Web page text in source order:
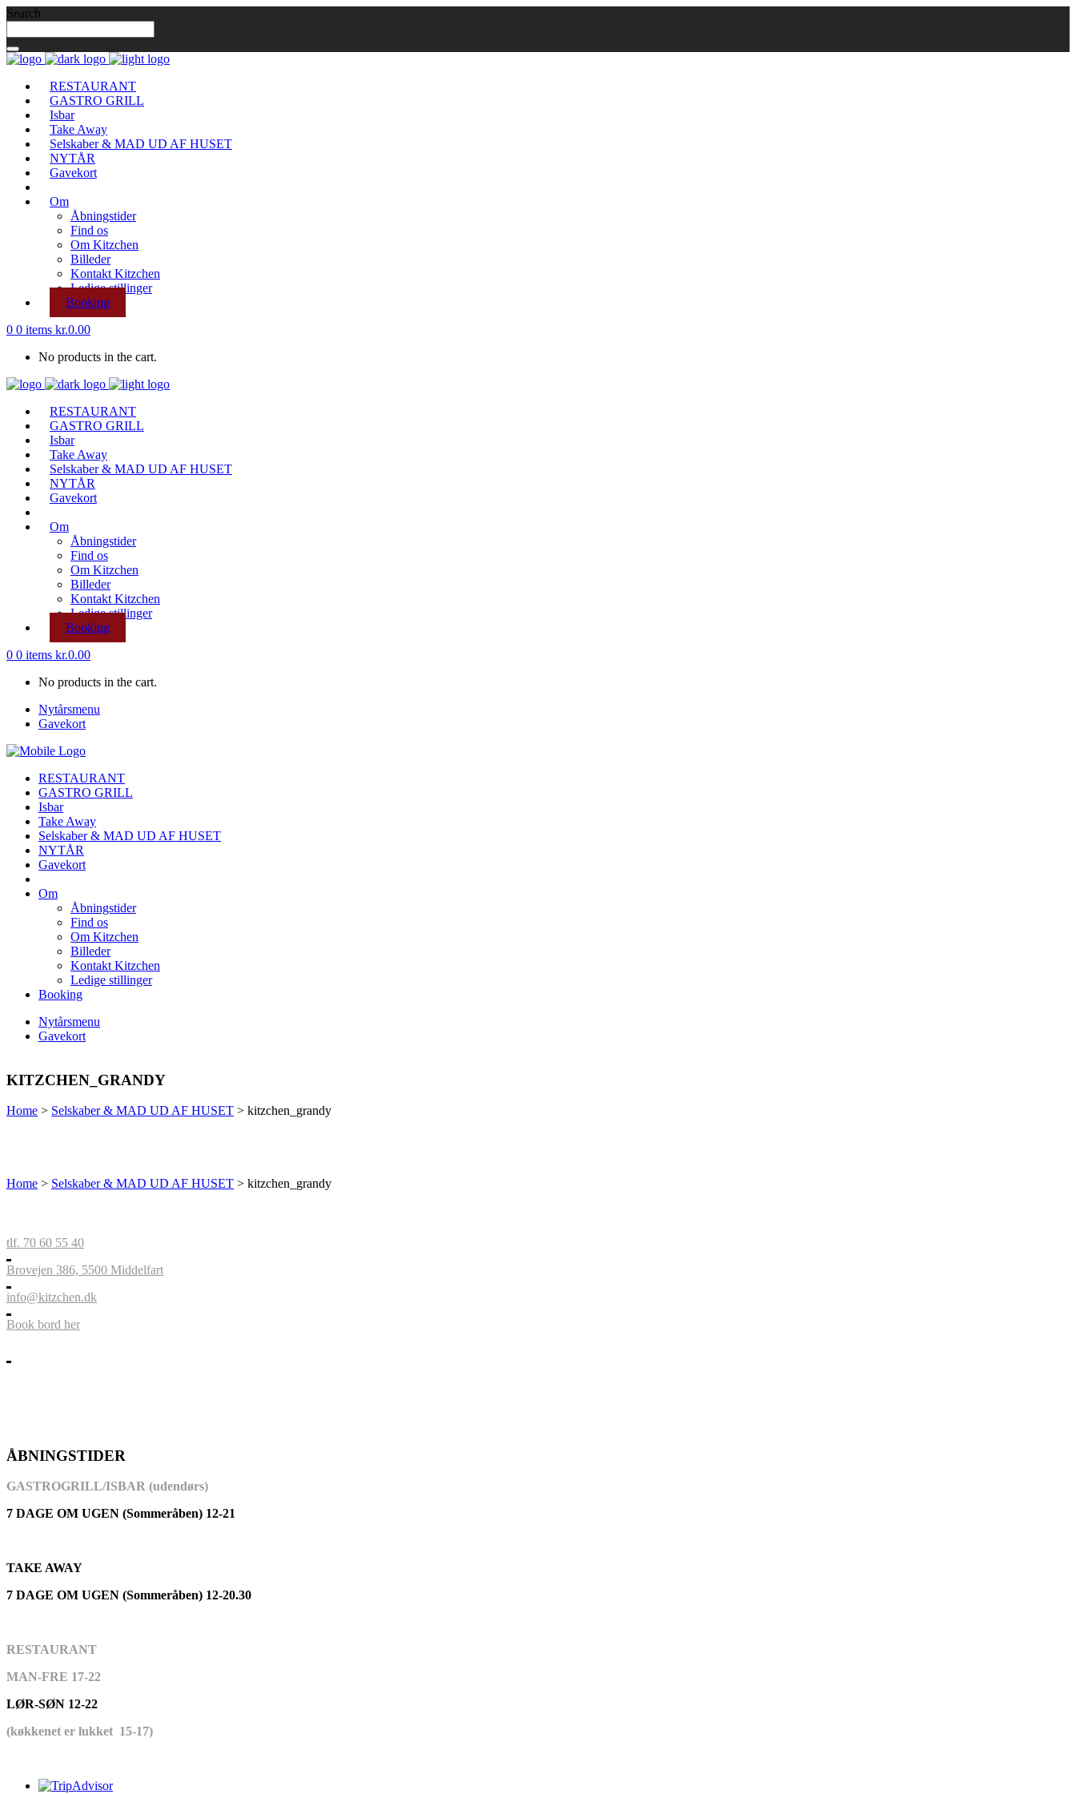
Search
RESTAURANT
GASTRO GRILL
Isbar
Take Away
Selskaber & MAD UD AF HUSET
NYTÅR
Gavekort
Om
Åbningstider
Find os
Om Kitzchen
Billeder
Kontakt Kitzchen
Ledige stillinger
Booking
0 0 items kr.0.00
No products in the cart.
RESTAURANT
GASTRO GRILL
Isbar
Take Away
Selskaber & MAD UD AF HUSET
NYTÅR
Gavekort
Om
Åbningstider
Find os
Om Kitzchen
Billeder
Kontakt Kitzchen
Ledige stillinger
Booking
0 0 items kr.0.00
No products in the cart.
Nytårsmenu
Gavekort
RESTAURANT
GASTRO GRILL
Isbar
Take Away
Selskaber & MAD UD AF HUSET
NYTÅR
Gavekort
Om
Åbningstider
Find os
Om Kitzchen
Billeder
Kontakt Kitzchen
Ledige stillinger
Booking
Nytårsmenu
Gavekort
KITZCHEN_GRANDY
Home > Selskaber & MAD UD AF HUSET > kitzchen_grandy
Home > Selskaber & MAD UD AF HUSET > kitzchen_grandy
tlf. 70 60 55 40
Brovejen 386, 5500 Middelfart
info@kitzchen.dk
Book bord her
ÅBNINGSTIDER
GASTROGRILL/ISBAR (udendørs)
7 DAGE OM UGEN (Sommeråben) 12-21
TAKE AWAY
7 DAGE OM UGEN (Sommeråben) 12-20.30
RESTAURANT
MAN-FRE 17-22
LØR-SØN 12-22
(køkkenet er lukket 15-17)